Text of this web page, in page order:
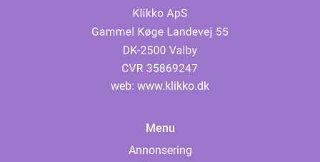
web: www.klikko.dk
Menu
Annonsering